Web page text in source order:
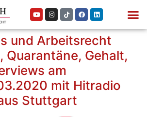
und Arbeitsrecht
Quarantäne, Gehalt,
am
mit Hitradio
Stuttgart